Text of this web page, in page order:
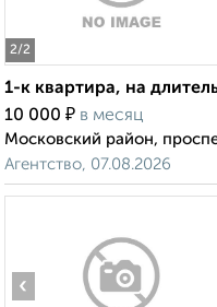
2/2
1-к квартира, на
10 000 ₽ в месяц
Московский район,
Агентство, 07.08.2026
‹